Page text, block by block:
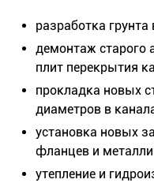
разработка
демонтаж старого
плит перекрытия
прокладка новых
диаметров в
установка новых
фланцев и
утепление и